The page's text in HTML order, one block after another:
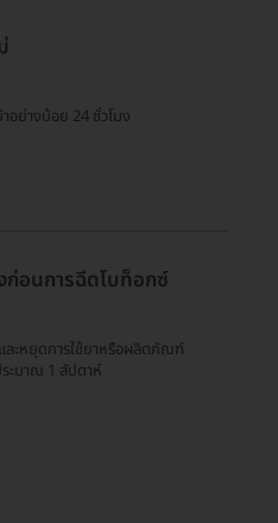
อย่างน้อย 24 ชั่วโมง
ก่อนการฉีดโบท็อกซ์
ะหยุดการใช้ยาหรือผลิตภัณฑ์
ะมาณ 1 สัปดาห์